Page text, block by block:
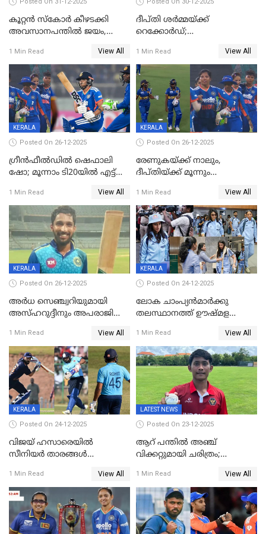
Posted On 31-12-2025
കൂറ്റൻ സ്കോർ കീഴടക്കി
അവസാനപന്തിൽ ജയം,
1 Min Read View All
Posted On 30-12-2025
ദീപ്തി ശർമ്മയ്ക്ക്
റെക്കോർഡ്;
ടി20 പരമ്പര തൂത്തുവാരി
ഇന്ത്യ
1 Min Read View All
KERALA
Posted On 26-12-2025
ഗ്രീന്‍ഫീല്‍ഡില്‍ ഷെഫാലി
ഷോ; മൂന്നാം ടി20യിൽ എട്ട്
വനിതകള്‍ക്കെതിരായ ടി20
പരമ്പര ഇന്ത്യക്ക്
1 Min Read View All
KERALA
Posted On 26-12-2025
രേണുകയ്ക്ക് നാലും,
ദീപ്തിയ്ക്ക് മൂന്നും
ടി20യിലും ശ്രീലങ്കയ്ക്ക്
ബാറ്റിംഗ് തകര്‍ച്ച; ഇന്ത്യയ്ക്ക്
വിജയലക്ഷ്യം 113 റൺസ്
1 Min Read View All
KERALA
Posted On 26-12-2025
അർധ സെഞ്ച്വറിയുമായി
അസ്ഹറുദ്ദീനും അപരാജിതും
റൺസ് വിജയലക്ഷ്യമുയർത്തി
കേരളം
1 Min Read View All
KERALA
Posted On 24-12-2025
ലോക ചാംപ്യൻമാർക്കു
തലസ്ഥാനത്ത് ഊഷ്മള
മത്സരം ജയിച്ചാൽ ഇന്ത്യയ്ക്കു
പരമ്പര
1 Min Read View All
KERALA
Posted On 24-12-2025
വിജയ് ഹസാരെയിൽ
സീനിയർ താരങ്ങൾ
സച്ചിന്‍റെ റെക്കോഡ് മറികടന്ന്
കോഹ്‌ലി, രോഹിത്
വാർണർക്കൊപ്പം
1 Min Read View All
LATEST NEWS
Posted On 23-12-2025
ആറ് പന്തിൽ അഞ്ച്
വിക്കറ്റുമായി ചരിത്രം;
റെക്കോഡുമായി
ഇന്തോനേഷ്യൻ താരം
1 Min Read View All